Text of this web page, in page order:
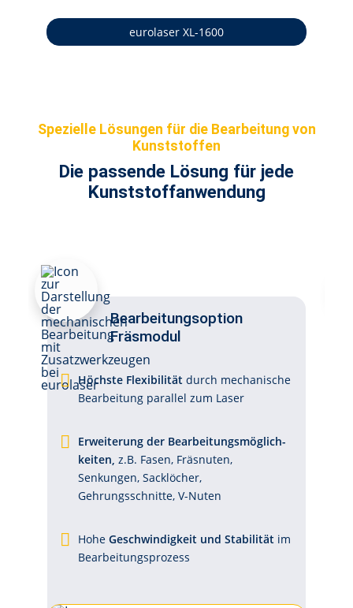
eurolaser XL-1600
Spezielle Lösungen für die Bearbeitung von
Kunststoffen
Die passende Lösung für jede
Kunststoffanwendung
Bearbeitungs­option
Fräsmodul
Höchste Flexibilität durch mechanische
Bearbeitung parallel zum Laser
Erweiterung der Bearbeitungs­möglich­
keiten, z.B. Fasen, Fräsnuten,
Senkungen, Sacklöcher,
Gehrungsschnitte, V-Nuten
Hohe Geschwindigkeit und Stabilität im
Bearbeitungsprozess